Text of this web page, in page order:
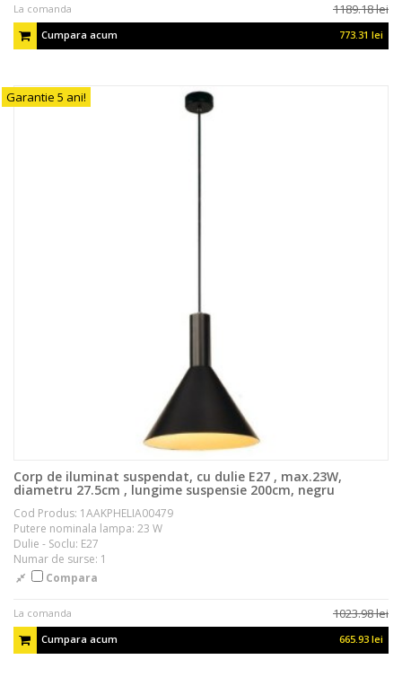
La comanda 1189.18 lei
Cumpara acum 773.31 lei
Garantie 5 ani!
Corp de iluminat suspendat, cu dulie E27 , max.23W,
diametru 27.5cm , lungime suspensie 200cm, negru
Cod Produs: 1AAKPHELIA00479
Putere nominala lampa: 23 W
Dulie - Soclu: E27
Numar de surse: 1
Compara
La comanda 1023.98 lei
Cumpara acum 665.93 lei